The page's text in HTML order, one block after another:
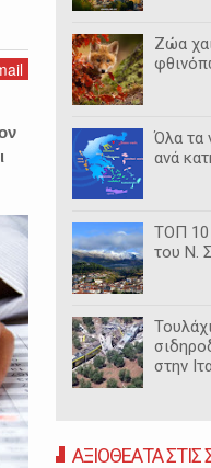
Ζώα
Όλα τα
ανά
ΤΟΠ 10
του Ν.
στην
ΑΞΙΟΘΕΑΤΑ ΣΤΙΣ